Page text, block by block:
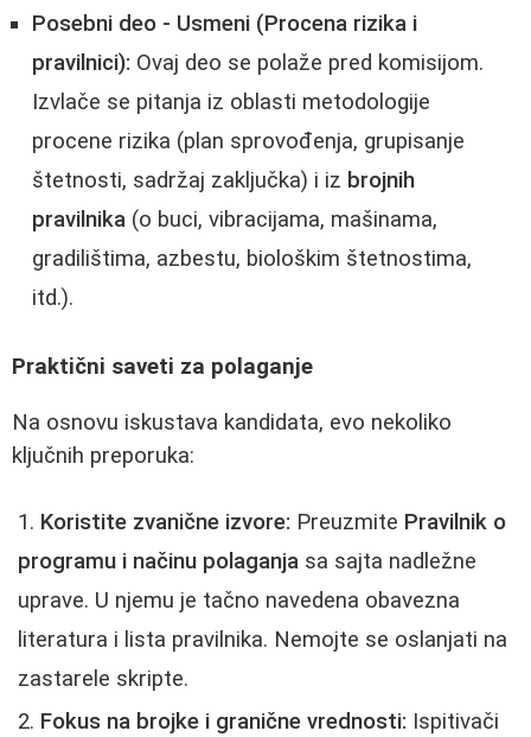
Posebni deo - Usmeni (Procena rizika i
pravilnici): Ovaj deo se polaže pred komisijom.
Izvlače se pitanja iz oblasti metodologije
procene rizika (plan sprovođenja, grupisanje
štetnosti, sadržaj zaključka) i iz brojnih
pravilnika (o buci, vibracijama, mašinama,
gradilištima, azbestu, biološkim štetnostima,
itd.).
Praktični saveti za polaganje
Na osnovu iskustava kandidata, evo nekoliko
ključnih preporuka:
Koristite zvanične izvore: Preuzmite Pravilnik o
programu i načinu polaganja sa sajta nadležne
uprave. U njemu je tačno navedena obavezna
literatura i lista pravilnika. Nemojte se oslanjati na
zastarele skripte.
Fokus na brojke i granične vrednosti: Ispitivači